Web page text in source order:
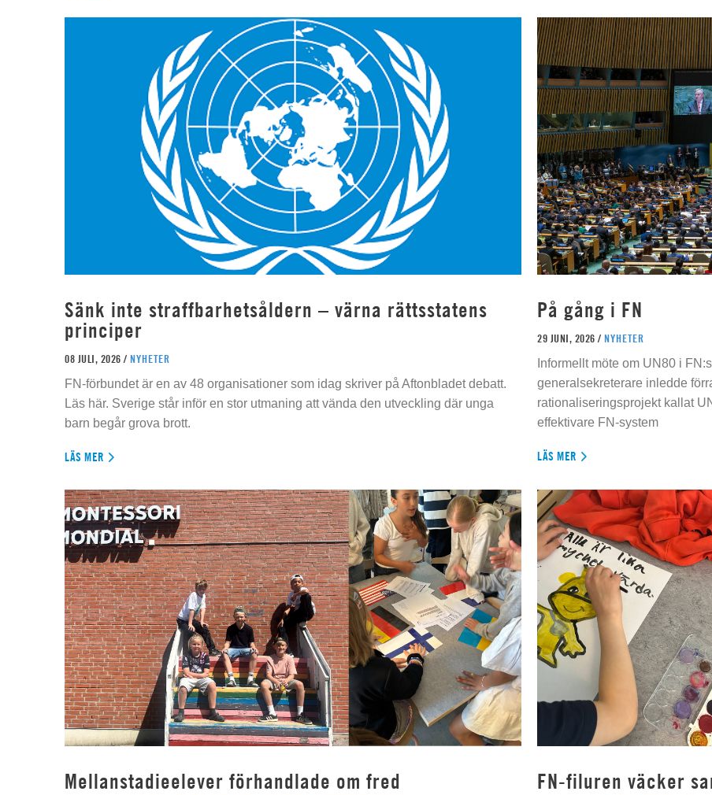
Sänk inte straffbarhetsåldern – värna rättsstatens
principer
08 JULI, 2026 / NYHETER
FN-förbundet är en av 48 organisationer som idag skriver på Aftonbladet debatt.
Läs här. Sverige står inför en stor utmaning att vända den utveckling där unga
barn begår grova brott.
LÄS MER
På gång i FN
29 JUNI, 2026 / NYHETER
Informellt möte om UN80 i
generalsekreterare inledde
rationaliseringsprojekt kallat
effektivare FN-system
LÄS MER
Mellanstadieelever förhandlade om fred FN-filuren väcker